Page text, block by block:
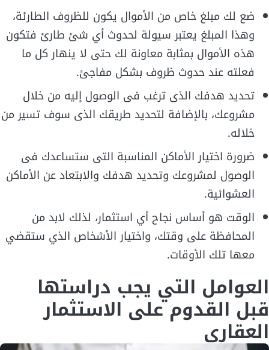
ضع لك مبلغ خاص من الأموال يكون للظروف الطارئة،
وهذا المبلغ يعتبر سيولة لحدوث أي شئ طارئ فتكون
هذه الأموال بمثابة معاونة لك حتى لا ينهار كل ما
فعلته عند حدوث ظروف بشكل مفاجئ.
تحديد هدفك الذى ترغب فى الوصول إليه من خلال
مشروعك، بالإضافة لتحديد طريقك الذى سوف تسير من
خلاله.
ضرورة اختيار الأماكن المناسبة التى ستساعدك فى
الوصول لمشروعك وتحديد هدفك والابتعاد عن الأماكن
العشوائية.
الوقت هو أساس نجاح أي استثمار، لذلك لابد من
المحافظة على وقتك، واختيار الأشخاص الذي ستقضي
معها تلك الأوقات.
العوامل التي يجب دراستها
قبل القدوم على الاستثمار
العقاري